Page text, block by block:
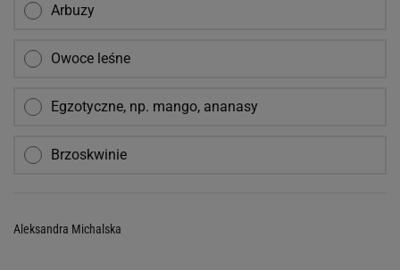
Arbuzy
Owoce leśne
Egzotyczne, np. mango, ananasy
Brzoskwinie
Aleksandra Michalska